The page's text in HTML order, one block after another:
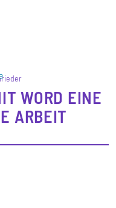
WORD EINE
ARBEIT